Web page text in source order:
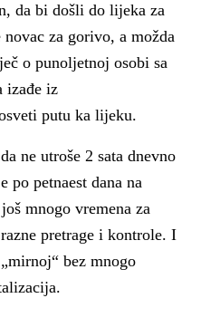
da bi došli do lijeka za
za gorivo, a možda
o punoljetnoj osobi sa
izađe iz
putu ka lijeku.
ne utroše 2 sata dnevno
po petnaest dana na
mnogo vremena za
pretrage i kontrole. I
bez mnogo